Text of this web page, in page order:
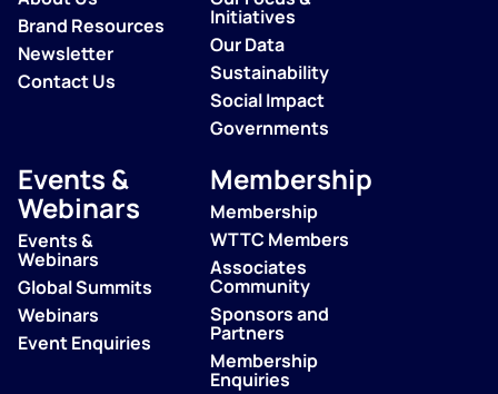
Brand Resources
Newsletter
Contact Us
Initiatives
Our Data
Sustainability
Social Impact
Governments
Events &
Webinars
Events &
Webinars
Global Summits
Webinars
Event Enquiries
Membership
Membership
WTTC Members
Associates
Community
Sponsors and
Partners
Membership
Enquiries